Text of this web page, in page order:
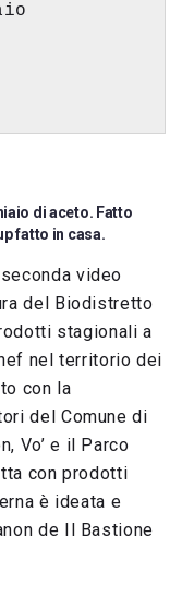
di aceto. Fatto
fatto in casa.
video
del Biodistretto
stagionali a
nel territorio dei
con la
del Comune di
Vo’ e il Parco
con prodotti
è ideata e
de Il Bastione